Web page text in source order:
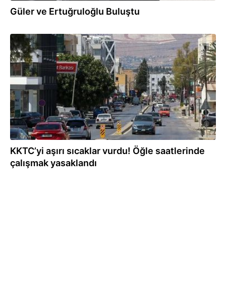
Güler ve Ertuğruloğlu Buluştu
05.08.2026
KKTC’yi aşırı sıcaklar vurdu! Öğle saatlerinde
çalışmak yasaklandı